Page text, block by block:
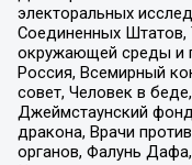
электоральных
Соединенных Штатов,
окружающей среды и
Россия, Всемирный
совет, Человек в
Джеймстаунский
дракона, Врачи
органов, Фалунь